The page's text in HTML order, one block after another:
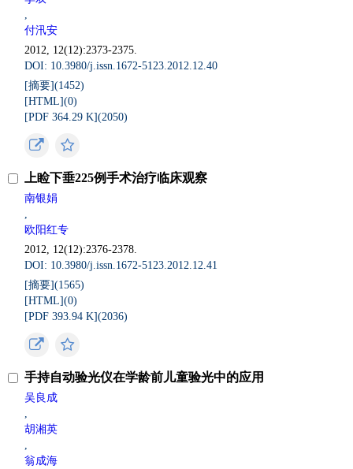
,
付汛安
2012, 12(12):2373-2375.
DOI: 10.3980/j.issn.1672-5123.2012.12.40
[摘要](1452)
[HTML](0)
[PDF 364.29 K](2050)
上睑下垂225例手术治疗临床观察
南银娟
,
欧阳红专
2012, 12(12):2376-2378.
DOI: 10.3980/j.issn.1672-5123.2012.12.41
[摘要](1565)
[HTML](0)
[PDF 393.94 K](2036)
手持自动验光仪在学龄前儿童验光中的应用
吴良成
,
胡湘英
,
翁成海